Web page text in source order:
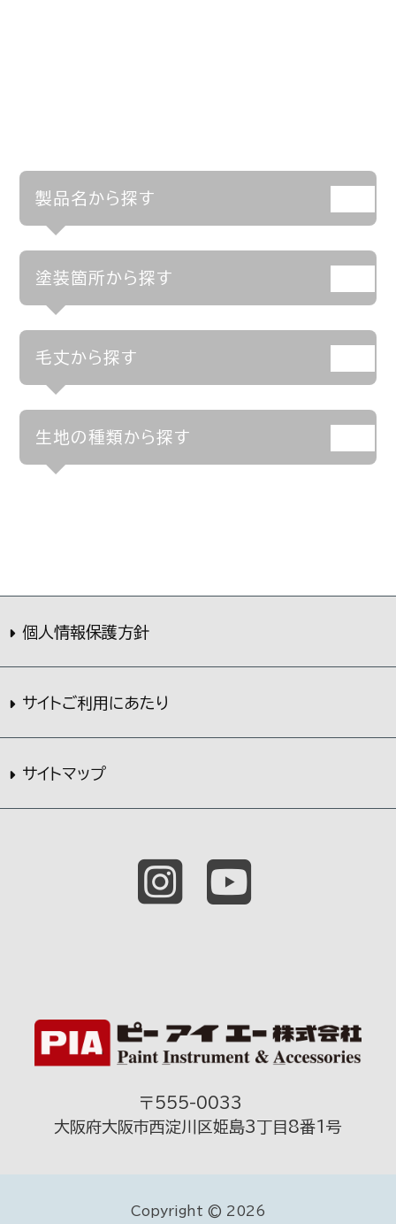
製品名から探す
塗装箇所から探す
毛丈から探す
生地の種類から探す
個人情報保護方針
サイトご利用にあたり
サイトマップ
〒555-0033
大阪府大阪市西淀川区姫島3丁目8番1号
Copyright © 2026